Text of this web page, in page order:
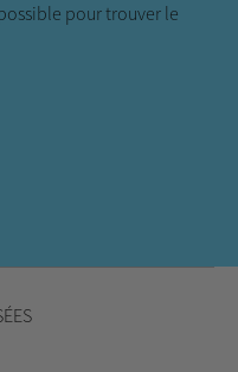
pour trouver le